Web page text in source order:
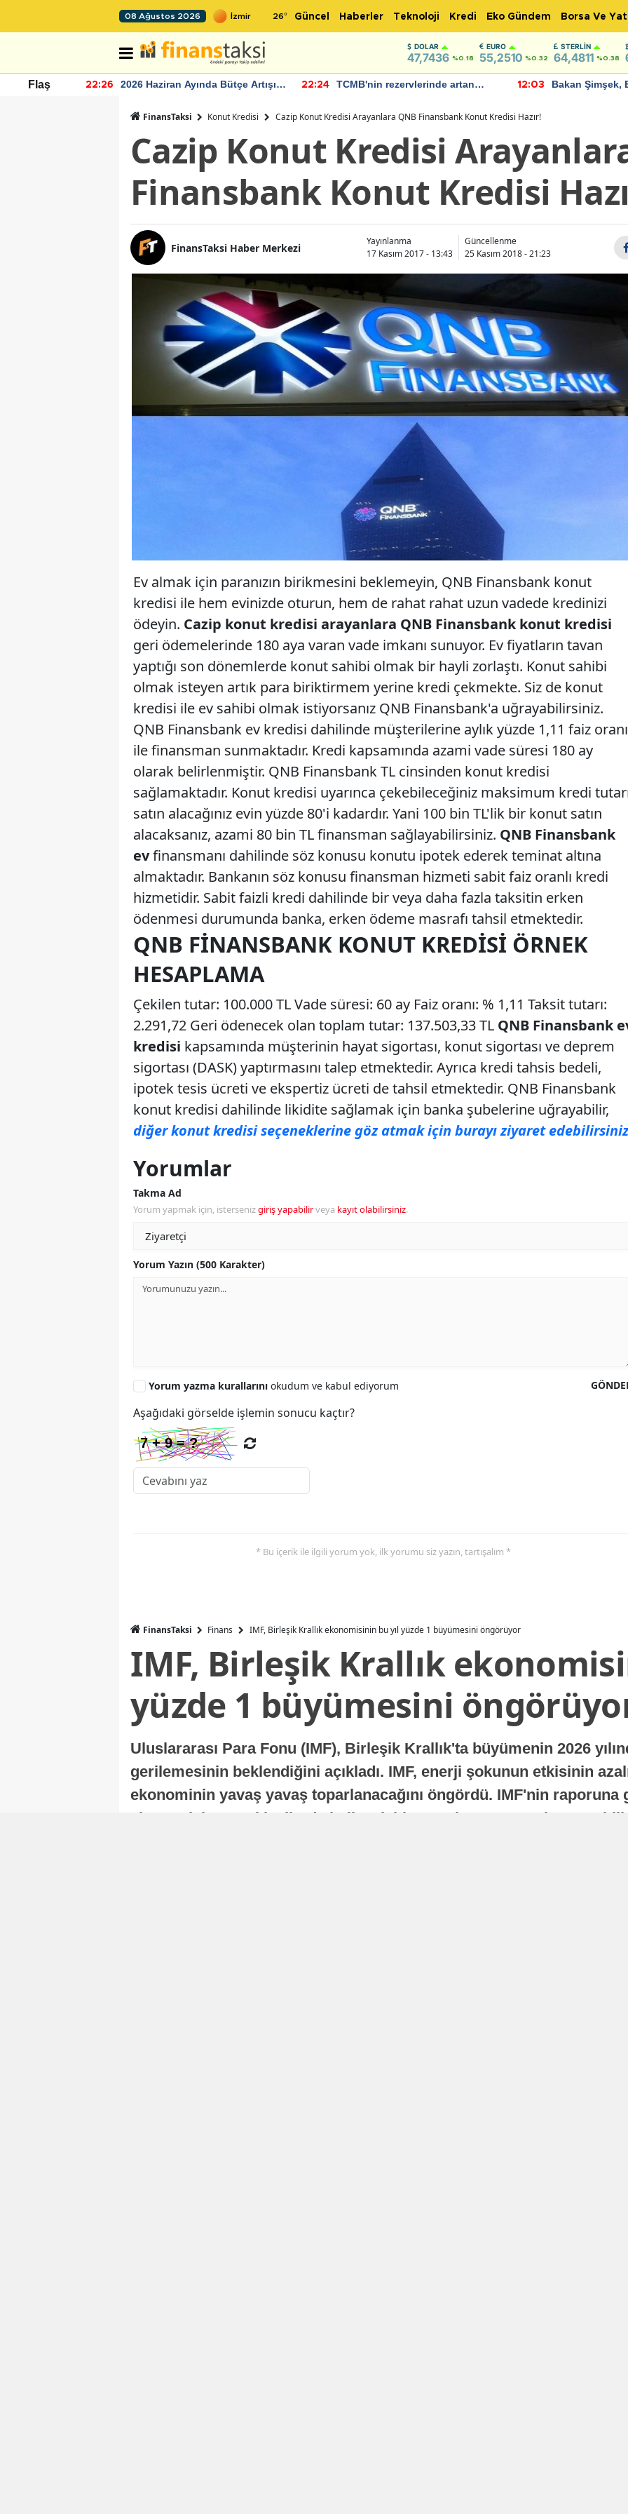
08 Ağustos 2026 26° Güncel Haberler Teknoloji Kredi Eko Gündem Borsa Ve
DOLAR
47,7436 %0.18
EURO
55,2510 %0.32
STERLIN
64,4811 %0.38
Flaş 22:26
2026 Haziran Ayında Bütçe Artışı
22:24
TCMB'nin rezervlerinde artan
12:03
Bakan Şimşek,
FinansTaksi Konut Kredisi Cazip Konut Kredisi Arayanlara QNB Finansbank Konut Kredisi Hazır!
Cazip Konut Kredisi
Finansbank Konut Kredisi
FinansTaksi Haber Merkezi
Yayınlanma
17 Kasım 2017 - 13:43
Güncellenme
25 Kasım 2018 - 21:23
Ev almak için paranızın birikmesini beklemeyin, QNB Finansbank konut
kredisi ile hem evinizde oturun, hem de rahat rahat uzun vadede kredinizi
ödeyin. Cazip konut kredisi arayanlara QNB Finansbank konut kredisi
geri ödemelerinde 180 aya varan vade imkanı sunuyor. Ev fiyatların tavan
yaptığı son dönemlerde konut sahibi olmak bir hayli zorlaştı. Konut sahibi
olmak isteyen artık para biriktirmem yerine kredi çekmekte. Siz de konut
kredisi ile ev sahibi olmak istiyorsanız QNB Finansbank'a uğrayabilirsiniz.
QNB Finansbank ev kredisi dahilinde müşterilerine aylık yüzde 1,11 faiz oranı
ile finansman sunmaktadır. Kredi kapsamında azami vade süresi 180 ay
olarak belirlenmiştir. QNB Finansbank TL cinsinden konut kredisi
sağlamaktadır. Konut kredisi uyarınca çekebileceğiniz maksimum kredi
satın alacağınız evin yüzde 80'i kadardır. Yani 100 bin TL'lik bir konut satın
alacaksanız, azami 80 bin TL finansman sağlayabilirsiniz. QNB Finansbank
evfinansmanı dahilinde söz konusu konutu ipotek ederek teminat altına
almaktadır. Bankanın söz konusu finansman hizmeti sabit faiz oranlı kredi
hizmetidir. Sabit faizli kredi dahilinde bir veya daha fazla taksitin erken
ödenmesi durumunda banka, erken ödeme masrafı tahsil etmektedir.
QNB FINANSBANK KONUT KREDISI ÖRNEK
HESAPLAMA
Çekilen tutar: 100.000 TL Vade süresi: 60 ay Faiz oranı: % 1,11 Taksit tutarı:
2.291,72 Geri ödenecek olan toplam tutar: 137.503,33 TL QNB Finansbank
kredisi kapsamında müşterinin hayat sigortası, konut sigortası ve deprem
sigortası (DASK) yaptırmasını talep etmektedir. Ayrıca kredi tahsis bedeli,
ipotek tesis ücreti ve ekspertiz ücreti de tahsil etmektedir. QNB Finansbank
konut kredisi dahilinde likidite sağlamak için banka şubelerine uğrayabilir,
diğer konut kredisi seçeneklerine göz atmak için burayı ziyaret
Yorumlar
Takma Ad
Yorum yapmak için, istersenizgiriş yapabilirveya kayıt olabilirsiniz.
Yorum Yazın (500 Karakter)
Yorum yazma kurallarını okudum ve kabul ediyorum
Aşağıdaki görselde işlemin sonucu kaçtır?
* Bu içerik ile ilgili yorum yok, ilk yorumu siz yazın, tartışalım *
FinansTaksi Finans IMF, Birleşik Krallık ekonomisinin bu yıl yüzde 1 büyümesini öngörüyor
IMF, Birleşik Krallık
yüzde 1 büyümesini
Uluslararası Para Fonu (IMF), Birleşik Krallık'ta büyümenin 2026
gerilemesinin beklendiğini açıkladı. IMF, enerji şokunun etkisinin
ekonominin yavaş yavaş toparlanacağını öngördü. IMF'nin raporuna
ekonomisi, sonraki yıllarda istikrarlı bir toparlanma süreci